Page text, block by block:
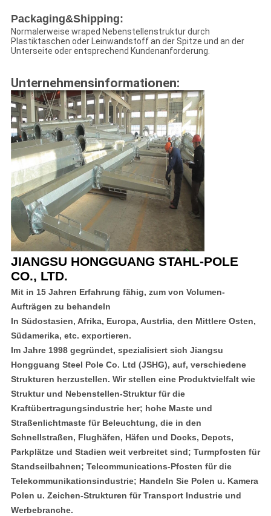
Packaging&Shipping:
Normalerweise wraped Nebenstellenstruktur durch
Plastiktaschen oder Leinwandstoff an der Spitze und an der
Unterseite oder entsprechend Kundenanforderung.
Unternehmensinformationen:
JIANGSU HONGGUANG STAHL-POLE
CO., LTD.
Mit in 15 Jahren Erfahrung fähig, zum von Volumen-
Aufträgen zu behandeln
In Südostasien, Afrika, Europa, Austrlia, den Mittlere Osten,
Südamerika, etc. exportieren.
Im Jahre 1998 gegründet, spezialisiert sich Jiangsu
Hongguang Steel Pole Co. Ltd (JSHG), auf, verschiedene
Strukturen herzustellen. Wir stellen eine Produktvielfalt wie
Struktur und Nebenstellen-Struktur für die
Kraftübertragungsindustrie her; hohe Maste und
Straßenlichtmaste für Beleuchtung, die in den
Schnellstraßen, Flughäfen, Häfen und Docks, Depots,
Parkplätze und Stadien weit verbreitet sind; Turmpfosten für
Standseilbahnen; Telcommunications-Pfosten für die
Telekommunikationsindustrie; Handeln Sie Polen u. Kamera
Polen u. Zeichen-Strukturen für Transport Industrie und
Werbebranche.